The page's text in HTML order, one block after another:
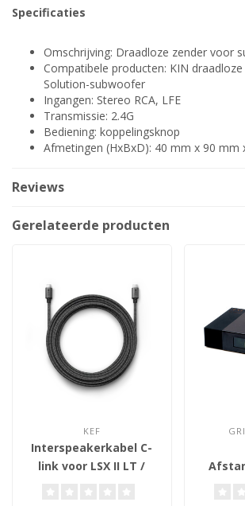
Specificaties
Omschrijving: Draadloze zender voor
Compatibele producten: KIN
Solution-subwoofer
Ingangen: Stereo RCA, LFE
Transmissie: 2.4G
Bediening: koppelingsknop
Afmetingen (HxBxD): 40 mm x 90 mm
Reviews
Gerelateerde producten
KEF
Interspeakerkabel C-
link voor LSX II LT /